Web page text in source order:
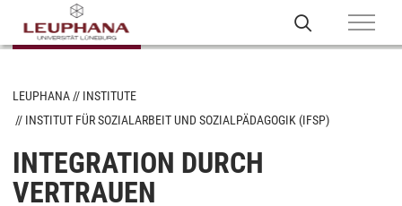
LEUPHANA
INSTITUTE
INSTITUT FÜR SOZIALARBEIT UND SOZIALPÄDAGOGIK (IFSP)
INTEGRATION DURCH
VERTRAUEN